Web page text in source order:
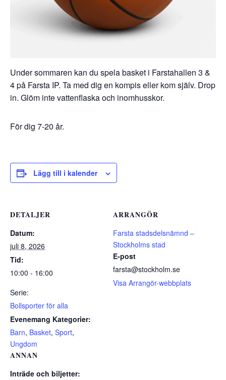
Under sommaren kan du spela basket i Farstahallen 3 &
4 på Farsta IP. Ta med dig en kompis eller kom själv. Drop
in. Glöm inte vattenflaska och inomhusskor.
För dig 7-20 år.
Lägg till i kalender
DETALJER
Datum:
juli 8, 2026
Tid:
10:00 - 16:00
Serie:
Bollsporter för alla
Evenemang Kategorier:
Barn, Basket, Sport,
Ungdom
ARRANGÖR
Farsta stadsdelsnämnd –
Stockholms stad
E-post
farsta@stockholm.se
Visa Arrangör-webbplats
ANNAN
Inträde och biljetter: